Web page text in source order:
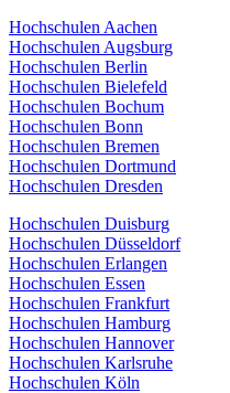
Hochschulen Aachen
Hochschulen Augsburg
Hochschulen Berlin
Hochschulen Bielefeld
Hochschulen Bochum
Hochschulen Bonn
Hochschulen Bremen
Hochschulen Dortmund
Hochschulen Dresden
Hochschulen Duisburg
Hochschulen Düsseldorf
Hochschulen Erlangen
Hochschulen Essen
Hochschulen Frankfurt
Hochschulen Hamburg
Hochschulen Hannover
Hochschulen Karlsruhe
Hochschulen Köln